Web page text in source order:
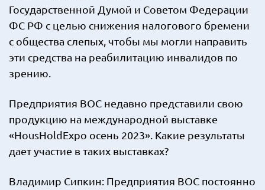
Государственной Думой и Советом Федерации
ФС РФ с целью снижения налогового бремени
с общества слепых, чтобы мы могли направить
эти средства на реабилитацию инвалидов по
зрению.
Предприятия ВОС недавно представили свою
продукцию на международной выставке
«HousHoldExpo осень 2023». Какие результаты
дает участие в таких выставках?
Владимир Сипкин: Предприятия ВОС постоянно